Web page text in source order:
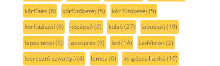
körfütés (8) körfűtőbetét(5) kör fűtőbetét(5)
körfűtőszál (6) középső(9) külső(27) laposszíj (19)
lapos tepsi (5) lassúprés (6) led(14) LedVision(2)
leeresztő szivattyú(4) lemez (6) lengéscsillapító(10)